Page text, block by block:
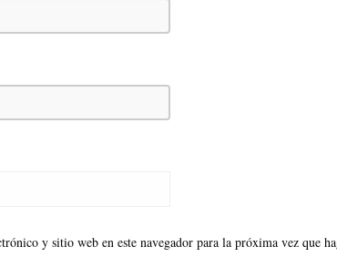
y sitio web en este navegador para la próxima vez que